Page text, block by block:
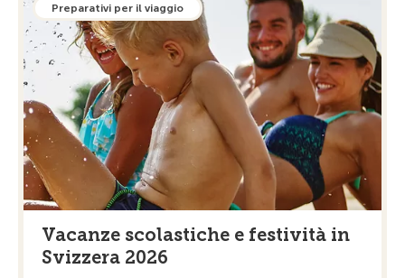
Preparativi per il viaggio
Vacanze scolastiche e festività in
Svizzera 2026